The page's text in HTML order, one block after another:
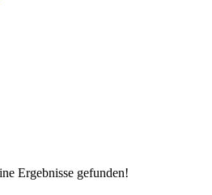
Ergebnisse gefunden!